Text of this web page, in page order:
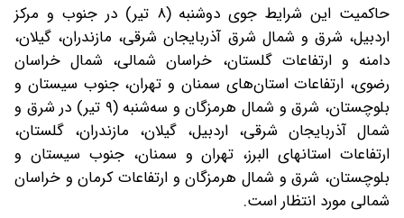
حاکمیت این شرایط جوی دوشنبه (۸ تیر) در جنوب و مرکز
اردبیل، شرق و شمال شرق آذربایجان شرقی، مازندران، گیلان،
دامنه و ارتفاعات گلستان، خراسان شمالی، شمال خراسان
رضوی، ارتفاعات استان‌های سمنان و تهران، جنوب سیستان و
بلوچستان، شرق و شمال هرمزگان و سه‌شنبه (۹ تیر) در شرق و
شمال آذربایجان شرقی، اردبیل، گیلان، مازندران، گلستان،
ارتفاعات استانهای البرز، تهران و سمنان، جنوب سیستان و
بلوچستان، شرق و شمال هرمزگان و ارتفاعات کرمان و خراسان
شمالی مورد انتظار است.